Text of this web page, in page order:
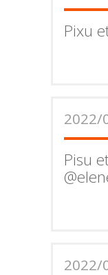
Pixu
2022/
Pisu
2022/